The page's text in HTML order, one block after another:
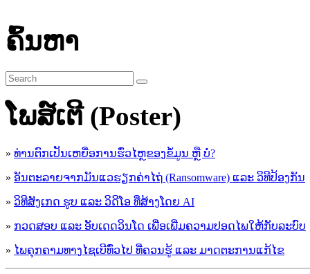
ຄົ້ນຫາ
ໂພສ໌ເຕີ (Poster)
» ທ່ານຕົກເປັນເຫຍື່ອການຮົ່ວໄຫຼຂອງຂໍ້ມູນ ຫຼື ບໍ່?
» ອັນຕະລາຍຈາກມັນແວຮຽກຄ່າໄຖ່ (Ransomware) ແລະ ວິທີປ້ອງກັນ
» ວິທີສັງເກດ ຮູບ ແລະ ວິດີໂອ ທີ່ສ້າງໂດຍ AI
» ກວດສອບ ແລະ ອັບເດດວິນໂດ ເພື່ອເພີ່ມຄວາມປອດໄພໃຫ້ກັບລະບົບ
» ໄພຄຸກຄາມທາງໄຊເບີທົ່ວໄປ ທີ່ຄວນຮູ້ ແລະ ມາດຕະການແກ້ໄຂ